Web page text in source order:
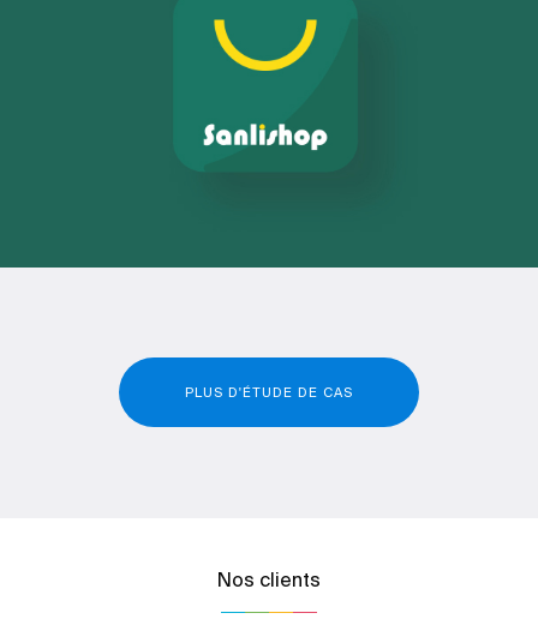
PLUS D'ÉTUDE DE CAS
Nos clients